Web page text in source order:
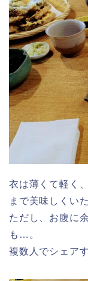
衣は薄くて軽く
まで美味しくい
ただし、お腹に
も…。
複数人でシェア